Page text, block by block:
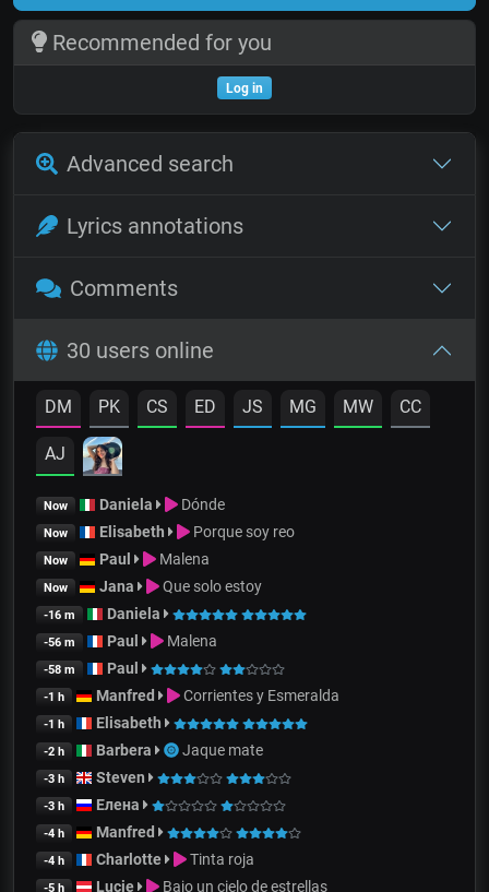
Recommended for you
Log in
Advanced search
Lyrics annotations
Comments
30 users online
DM PK CS ED JS MG MW CC
AJ
Now Daniela Dónde
Now Elisabeth Porque soy reo
Now Paul Malena
Now Jana Que solo estoy
-16 m Daniela
-56 m Paul Malena
-58 m Paul
-1 h Manfred Corrientes y Esmeralda
-1 h Elisabeth
-2 h Barbera Jaque mate
-3 h Steven
-3 h Елена
-4 h Manfred
-4 h Charlotte Tinta roja
-5 h Lucie Bajo un cielo de estrellas